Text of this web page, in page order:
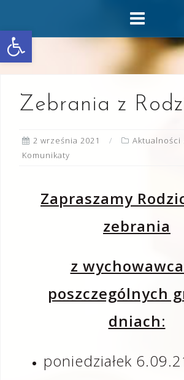
Otwórz pasek narzędzi
content
Zebrania z
2 września 2021 Aktualności
Komunikaty
Zapraszamy
zebrania
z
poszczególnych
dniach:
poniedziałek